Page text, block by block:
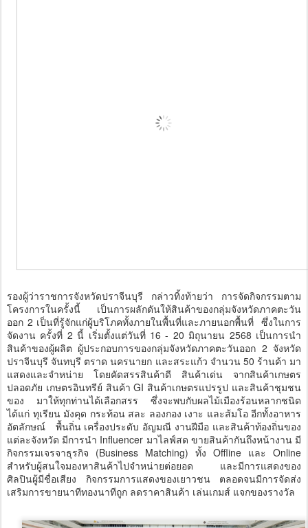
รองผู้ว่าราชการจังหวัดปราจีนบุรี กล่าวทิ้งท้ายว่า การจัดกิจกรรมตาม
โครงการในครั้งนี้ เป็นการผลักดันให้สินค้าของกลุ่มจังหวัดภาคตะวัน
ออก 2 เป็นที่รู้จักแก่ผู้บริโภคทั้งภายในพื้นที่และภายนอกพื้นที่ ซึ่งในการ
จัดงาน ครั้งที่ 2 นี้ เริ่มตั้งแต่วันที่ 16 - 20 มิถุนายน 2568 เป็นการนำ
สินค้าของผู้ผลิต ผู้ประกอบการของกลุ่มจังหวัดภาคตะวันออก 2 จังหวัด
ปราจีนบุรี จันทบุรี ตราด นครนายก และสระแก้ว จำนวน 50 ร้านค้า มา
แสดงและจำหน่าย โดยคัดสรรสินค้าดี สินค้าเด่น จากสินค้าเกษตร
ปลอดภัย เกษตรอินทรีย์ สินค้า GI สินค้าเกษตรแปรรูป และสินค้าชุมชน
ของ มาให้ทุกท่านได้เลือกสรร ซึ่งจะพบกับผลไม้เมืองร้อนหลากชนิด
ได้แก่ ทุเรียน มังคุด กระท้อน สละ ลองกอง เงาะ และส้มโอ อีกทั้งอาหาร
อัตลักษณ์ พื้นถิ่น เครื่องประดับ อัญมณี งานฝีมือ และสินค้าท้องถิ่นของ
แต่ละจังหวัด มีการนำ Influencer มาไลฟ์สด ขายสินค้ากันถึงหน้างาน มี
กิจกรรมเจรจาธุรกิจ (Business Matching) ทั้ง Offline และ Online
สำหรับผู้สนใจมองหาสินค้าไปจำหน่ายต่อยอด และมีการแสดงของ
ศิลปินผู้มีชื่อเสียง กิจกรรมการแสดงของเยาวชน ตลอดจนมีการจัดส่ง
เสริมการขายนาทีทองนาทีถูก ลดราคาสินค้า เล่นเกมส์ แจกของรางวัล